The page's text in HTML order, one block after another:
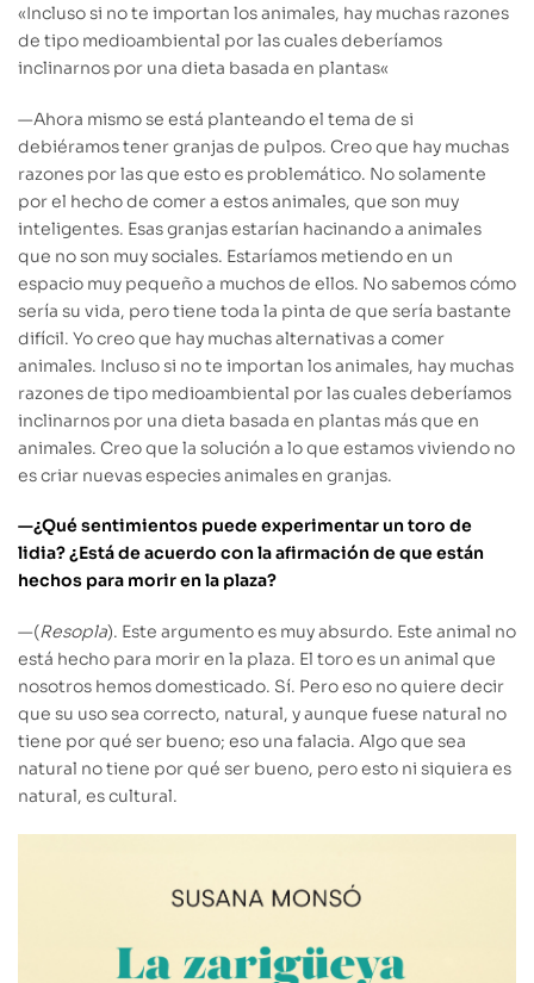
«Incluso si no te importan los animales, hay muchas razones
de tipo medioambiental por las cuales deberíamos
inclinarnos por una dieta basada en plantas«
—Ahora mismo se está planteando el tema de si
debiéramos tener granjas de pulpos. Creo que hay muchas
razones por las que esto es problemático. No solamente
por el hecho de comer a estos animales, que son muy
inteligentes. Esas granjas estarían hacinandoa animales
que no son muy sociales. Estaríamos metiendo en un
espacio muy pequeño a muchos de ellos. No sabemos cómo
sería su vida, pero tiene toda la pinta de que sería bastante
difícil. Yo creo que hay muchas alternativas a comer
animales. Incluso si no te importan los animales, hay muchas
razones de tipo medioambiental por las cuales deberíamos
inclinarnos por una dieta basada en plantas más que en
animales. Creo que la solución a lo que estamos viviendo no
es criar nuevas especies animales en granjas.
—¿Qué sentimientos puede experimentar un toro de
lidia? ¿Está de acuerdo con la afirmación de que están
hechos para morir en la plaza?
—(Resopla). Este argumento es muy absurdo. Este animal no
está hecho para morir en la plaza. El toro es un animal que
nosotros hemos domesticado. Sí. Pero eso no quiere decir
que su uso sea correcto, natural, y aunque fuese natural no
tiene por qué ser bueno; eso una falacia. Algo que sea
natural no tiene por qué ser bueno, pero esto ni siquiera es
natural, es cultural.